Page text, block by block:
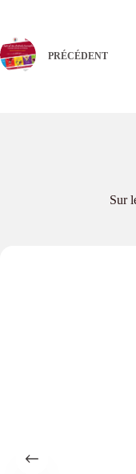
PRÉCÉDENT
Sur